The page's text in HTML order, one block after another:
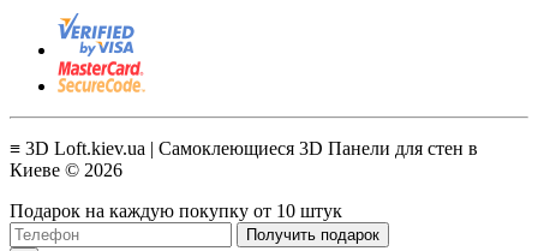
≡ 3D Loft.kiev.ua | Самоклеющиеся 3D Панели для стен в
Киеве © 2026
Подарок на каждую покупку от 10 штук
Получить подарок